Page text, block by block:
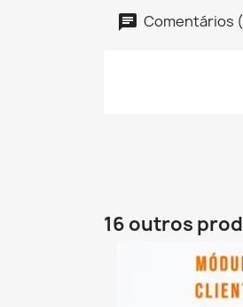
Comentários
16 outros